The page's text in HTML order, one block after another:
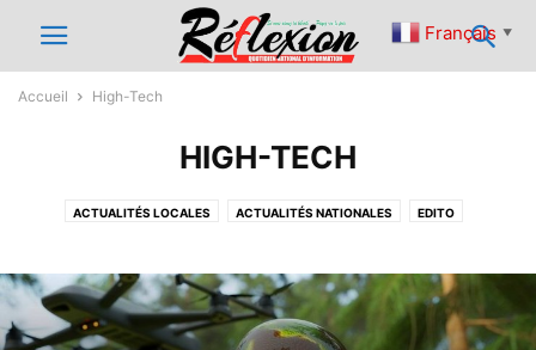
Accueil High-Tech
HIGH-TECH
ACTUALITÉS LOCALES ACTUALITÉS NATIONALES EDITO
Français ▼